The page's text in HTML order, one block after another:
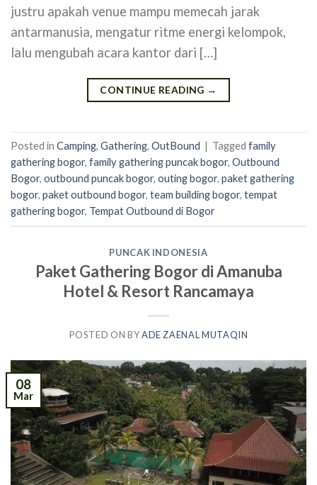
justru apakah venue mampu memecah jarak
antarmanusia, mengatur ritme energi kelompok,
lalu mengubah acara kantor dari […]
CONTINUE READING →
Posted in Camping, Gathering, OutBound | Tagged family
gathering bogor, family gathering puncak bogor, Outbound
Bogor, outbound puncak bogor, outing bogor, paket gathering
bogor, paket outbound bogor, team building bogor, tempat
gathering bogor, Tempat Outbound di Bogor
PUNCAK INDONESIA
Paket Gathering Bogor di Amanuba
Hotel & Resort Rancamaya
POSTED ON BYADE ZAENAL MUTAQIN
08
Mar